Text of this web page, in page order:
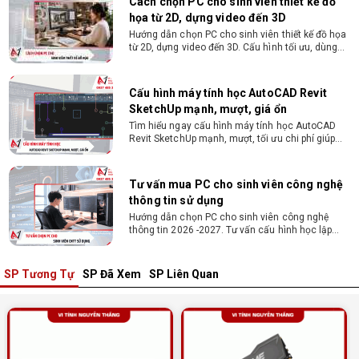
họa từ 2D, dựng video đến 3D
Hướng dẫn chọn PC cho sinh viên thiết kế đồ họa
từ 2D, dựng video đến 3D. Cấu hình tối ưu, dùng
Cấu hình máy tính học AutoCAD Revit
SketchUp mạnh, mượt, giá ổn
Tìm hiểu ngay cấu hình máy tính học AutoCAD
Revit SketchUp mạnh, mượt, tối ưu chi phí giúp
Tư vấn mua PC cho sinh viên công nghệ
thông tin sử dụng
Hướng dẫn chọn PC cho sinh viên công nghệ
thông tin 2026 -2027. Tư vấn cấu hình học lập
Sinh viên nên mua laptop hay PC ?
khoăn của nhiều tân sinh viên khi chọn máy học
tập. Xem ngay phân tích để chọn thiết bị chuẩn
SP Tương Tự SP Đã Xem SP Liên Quan